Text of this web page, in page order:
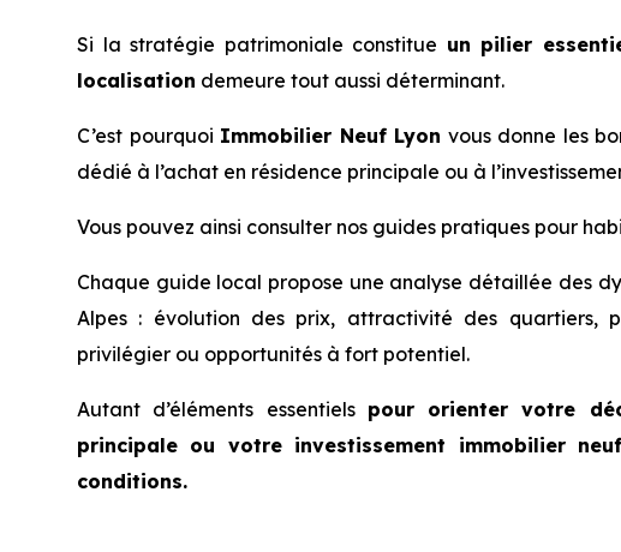
Si la stratégie patrimoniale constitue un pilier
localisation demeure tout aussi déterminant.
C’est pourquoi Immobilier Neuf Lyon vous donne les
dédié à l’achat en résidence principale ou à
Vous pouvez ainsi consulter nos guides pratiques pour
Chaque guide local propose une analyse détaillée des
Alpes : évolution des prix, attractivité des quartiers,
privilégier ou opportunités à fort potentiel.
Autant d’éléments essentiels pour orienter votre
principale ou votre investissement immobilier
conditions.